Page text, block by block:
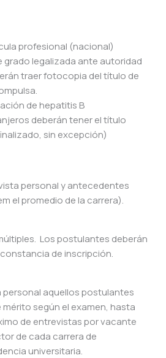
profesional (nacional)
grado legalizada ante autoridad
traer fotocopia del título de
de hepatitis B
deberán tener el título
sin excepción)
personal y antecedentes
el promedio de la carrera).
Los postulantes deberán
de inscripción.
personal aquellos postulantes
según el examen, hasta
de entrevistas por vacante
de cada carrera de
universitaria.